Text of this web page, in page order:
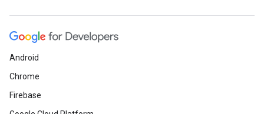
Android
Chrome
Firebase